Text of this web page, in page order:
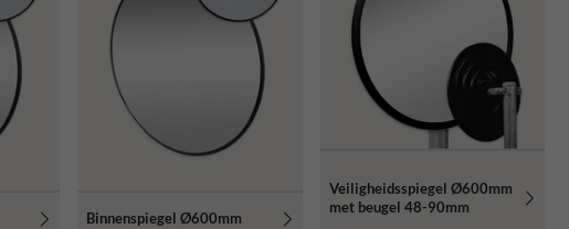
Binnenspiegel Ø600mm
Veiligheidsspiegel Ø600mm
met beugel 48-90mm